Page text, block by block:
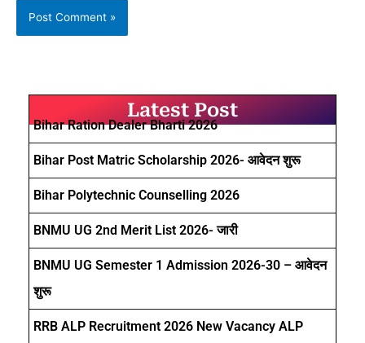
Latest Post
Bihar Ration Dealer Bharti 2026
Bihar Post Matric Scholarship 2026- आवेदन शुरू
Bihar Polytechnic Counselling 2026
BNMU UG 2nd Merit List 2026- जारी
BNMU UG Semester 1 Admission 2026-30 – आवेदन
शुरू
RRB ALP Recruitment 2026 New Vacancy ALP